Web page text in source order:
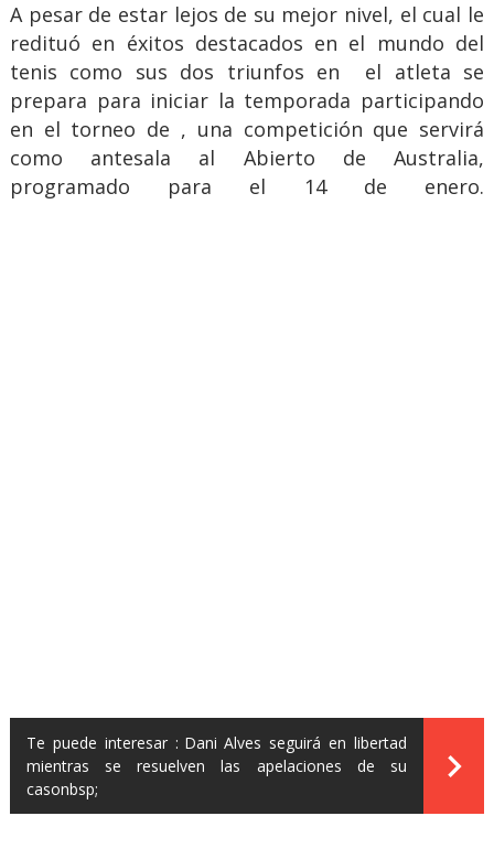
A pesar de estar lejos de su mejor nivel, el cual le
redituó en éxitos destacados en el mundo del
tenis como sus dos triunfos en el atleta se
prepara para iniciar la temporada participando
en el torneo de , una competición que servirá
como antesala al Abierto de Australia,
programado para el 14 de enero.
Te puede interesar : Dani Alves seguirá en libertad
mientras se resuelven las apelaciones de su
casonbsp;